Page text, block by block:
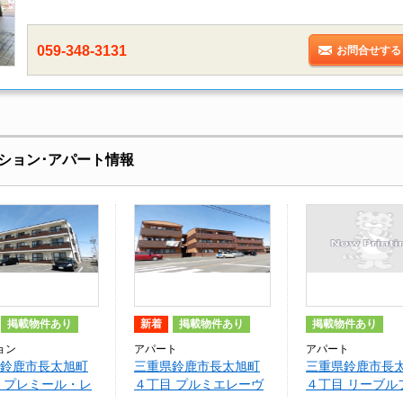
059-348-3131 お問合せす
ョン･アパート情報
掲載物件あり
ン
鹿市長太旭町
プレミール・レ
新着 掲載物件あり
アパート
三重県鈴鹿市長太旭町
４丁目 プルミエレーヴ
掲載物件あり
アパート
三重県鈴鹿市長
４丁目 リーブル